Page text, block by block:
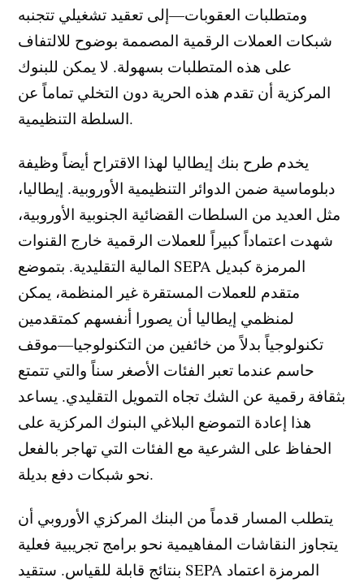
ومتطلبات العقوبات—إلى تعقيد تشغيلي تتجنبه
شبكات العملات الرقمية المصممة بوضوح للالتفاف
على هذه المتطلبات بسهولة. لا يمكن للبنوك
المركزية أن تقدم هذه الحرية دون التخلي تماماً عن
السلطة التنظيمية.
يخدم طرح بنك إيطاليا لهذا الاقتراح أيضاً وظيفة
دبلوماسية ضمن الدوائر التنظيمية الأوروبية. إيطاليا،
مثل العديد من السلطات القضائية الجنوبية الأوروبية،
شهدت اعتماداً كبيراً للعملات الرقمية خارج القنوات
المالية التقليدية. بتموضع SEPA المرمزة كبديل
متقدم للعملات المستقرة غير المنظمة، يمكن
لمنظمي إيطاليا أن يصورا أنفسهم كمتقدمين
تكنولوجياً بدلاً من خائفين من التكنولوجيا—موقف
حاسم عندما تعبر الفئات الأصغر سناً والتي تتمتع
بثقافة رقمية عن الشك تجاه التمويل التقليدي. يساعد
هذا إعادة التموضع البلاغي البنوك المركزية على
الحفاظ على الشرعية مع الفئات التي تهاجر بالفعل
نحو شبكات دفع بديلة.
يتطلب المسار قدماً من البنك المركزي الأوروبي أن
يتجاوز النقاشات المفاهيمية نحو برامج تجريبية فعلية
بنتائج قابلة للقياس. ستقيد SEPA المرمزة اعتماد